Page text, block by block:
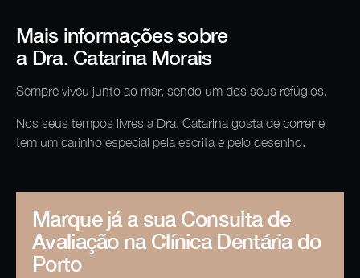
Mais informações sobre
a Dra. Catarina Morais
Sempre viveu junto ao mar, sendo um dos seus refúgios.
Nos seus tempos livres a Dra. Catarina gosta de correr e
tem um carinho especial pela escrita e pelo desenho.
Marque já a sua Consulta de
Avaliação na Clínica Dentária do
Porto